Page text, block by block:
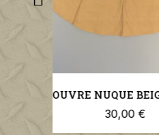
26,00 €